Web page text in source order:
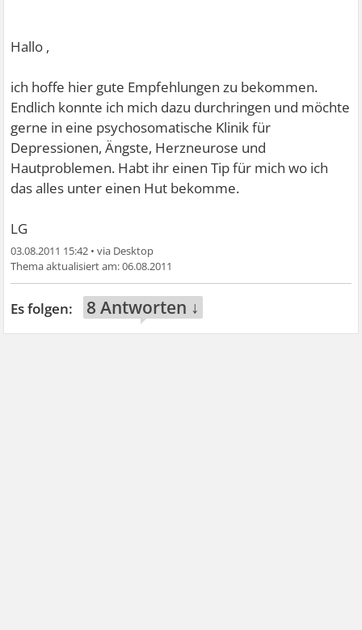
Hallo ,
ich hoffe hier gute Empfehlungen zu bekommen.
Endlich konnte ich mich dazu durchringen und möchte
gerne in eine psychosomatische Klinik für
Depressionen, Ängste, Herzneurose und
Hautproblemen. Habt ihr einen Tip für mich wo ich
das alles unter einen Hut bekomme.
LG
03.08.2011 15:42 •
06.08.2011
8 Antworten ↓